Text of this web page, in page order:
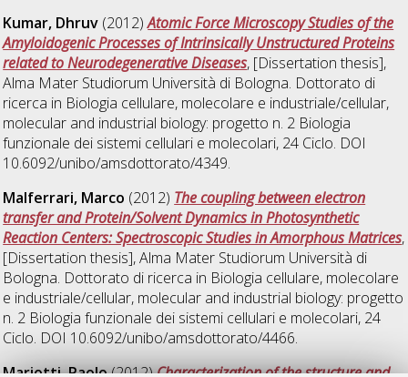
Kumar, Dhruv (2012)Atomic Force Microscopy Studies of the
Amyloidogenic Processes of Intrinsically Unstructured Proteins
related to Neurodegenerative Diseases, [Dissertation thesis],
Alma Mater Studiorum Università di Bologna. Dottorato di
ricerca in Biologia cellulare, molecolare e industriale/cellular,
molecular and industrial biology: progetto n. 2 Biologia
funzionale dei sistemi cellulari e molecolari, 24 Ciclo. DOI
10.6092/unibo/amsdottorato/4349.
Malferrari, Marco (2012) The coupling between electron
transfer and Protein/Solvent Dynamics in Photosynthetic
Reaction Centers: Spectroscopic Studies in Amorphous Matrices,
[Dissertation thesis], Alma Mater Studiorum Università di
Bologna. Dottorato di ricerca in Biologia cellulare, molecolare
e industriale/cellular, molecular and industrial biology: progetto
n. 2 Biologia funzionale dei sistemi cellulari e molecolari, 24
Ciclo. DOI 10.6092/unibo/amsdottorato/4466.
Mariotti, Paolo(2012)Characterization of the structure and